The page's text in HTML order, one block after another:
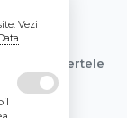
SRL
tva. Ofertele
Vezi